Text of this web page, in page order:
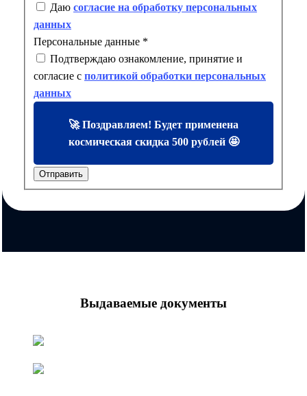
Даю согласие на обработку персональных
данных
Персональные данные *
Подтверждаю ознакомление, принятие и
согласие с политикой обработки персональных
данных
🚀 Поздравляем! Будет применена
космическая скидка 500 рублей 🤩
Отправить
Выдаваемые документы